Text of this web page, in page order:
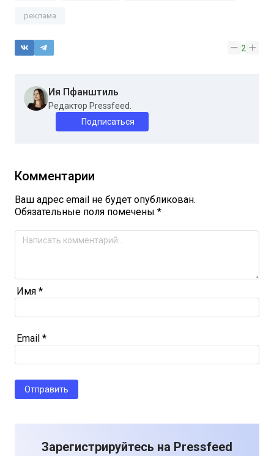
реклама
2
Ия Пфанштиль
Редактор Pressfeed.
Подписаться
Комментарии
Ваш адрес email не будет опубликован.
Обязательные поля помечены *
Имя *
Email *
Зарегистрируйтесь на Pressfeed